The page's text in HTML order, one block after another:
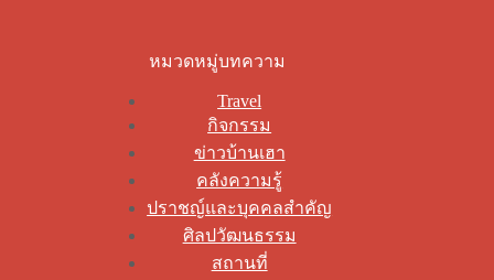
หมวดหมู่บทความ
Travel
กิจกรรม
ข่าวบ้านเฮา
คลังความรู้
ปราชญ์และบุคคลสำคัญ
ศิลปวัฒนธรรม
สถานที่